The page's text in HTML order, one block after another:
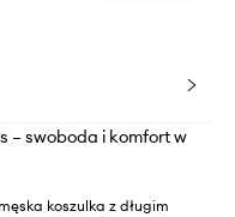
– swoboda i komfort w
koszulka z długim